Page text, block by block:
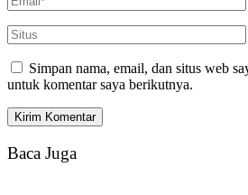
Simpan nama, email, dan situs web
untuk komentar saya berikutnya.
Baca Juga